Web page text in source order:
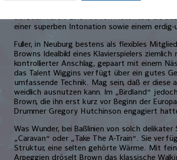
beiden jungen Partnern Larry Fuller (Piano)
aufzudiktieren. Eine Art von Autorität, die
einer superben Intonation sowie einem
Fuller, in Neuburg bestens als flexibles
Browns Idealbild eines Klavierspielers
kontrollierter Anschlag, gepaart mit einem
das Talent Wiggins verfügt über ein gutes
umfassende Technik. Mag sein, daß er diese
weidlich ausnutzen kann. Im „Birdland“
Brown, die ihn erst kurz vor Beginn der
Drummer Gregory Hutchinson engagiert
Was Wunder, bei Baßlinien von solch
„Caravan“ oder „Take The A-Train“. Sie
Struktur, eine selten gehörte Wärme. Mit
Arpeggien dröselt Brown das klassische